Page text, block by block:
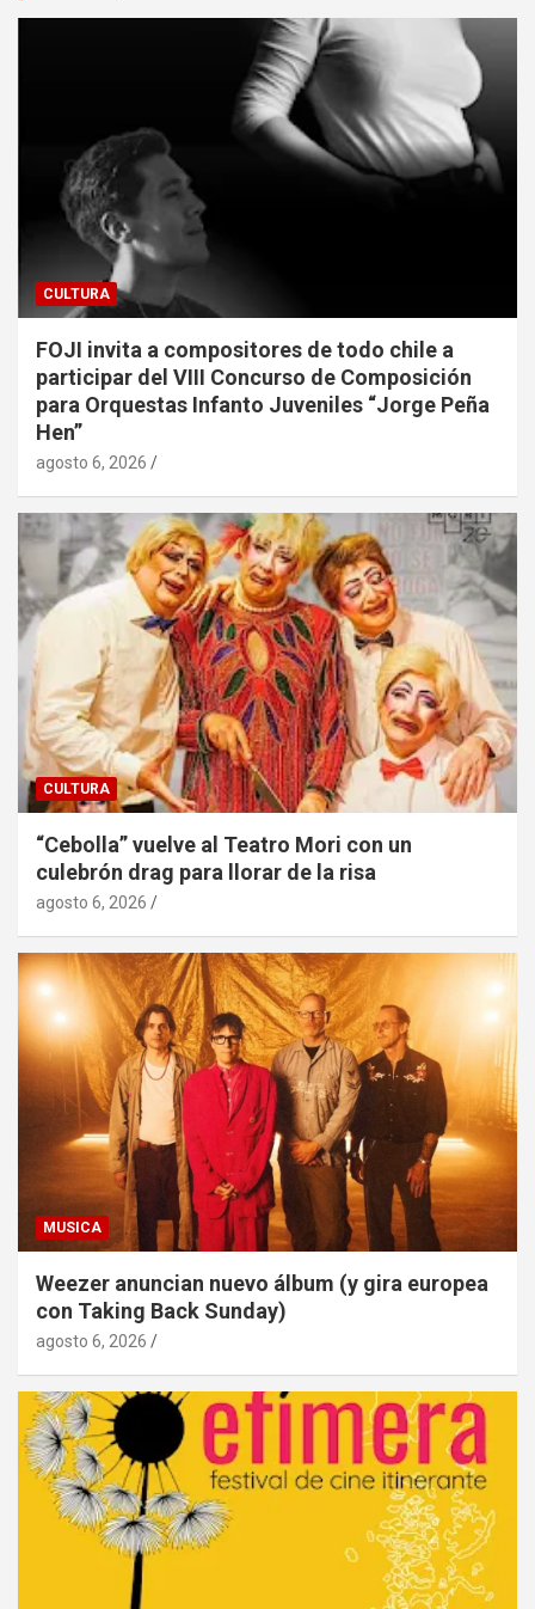
CULTURA
FOJI invita a compositores de todo chile a
participar del VIII Concurso de Composición
para Orquestas Infanto Juveniles “Jorge Peña
Hen”
agosto 6, 2026
CULTURA
“Cebolla” vuelve al Teatro Mori con un
culebrón drag para llorar de la risa
agosto 6, 2026
MUSICA
Weezer anuncian nuevo álbum (y gira europea
con Taking Back Sunday)
agosto 6, 2026